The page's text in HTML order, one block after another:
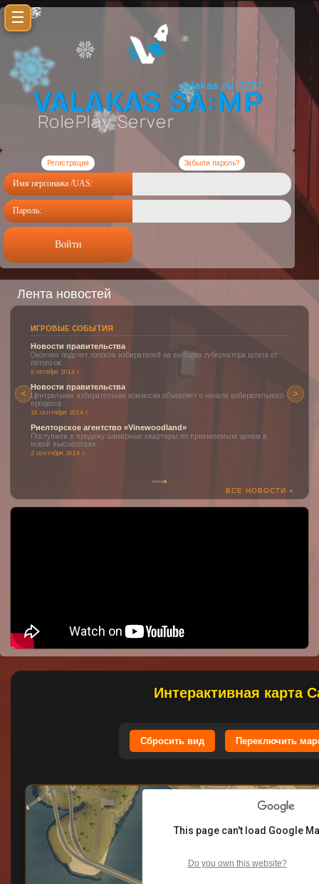
Регистрация Забыли пароль?
Имя персонажа /UAS:
Пароль:
Войти
☰
видео о проекте!
Лента новостей
< >
ИГРОВЫЕ СОБЫТИЯ
Новости правительства
Окончен подсчет голосов избирателей на выборах губернатора штата от
пятого ок...
5 октября 2014 г.
Новости правительства
Центральная избирательная комиссия объявляет о начале избирательного
процесса...
18 сентября 2014 г.
Риелторское агентство «Vinewoodland»
Поступили в продажу шикарные квартиры по приемлемым ценам в
новой высокоэтажк...
2 сентября 2014 г.
ВСЕ НОВОСТИ »
Интерактивная карта
Сбросить вид Переключить
This page can't load Google
Do you own this website?